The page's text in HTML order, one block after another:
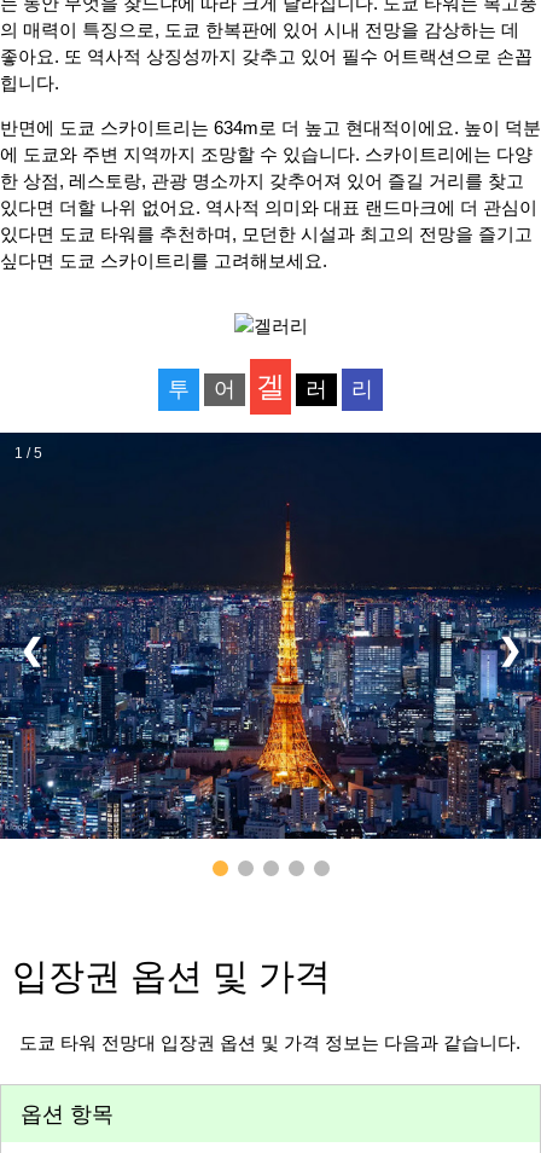
의 매력이 특징으로, 도쿄 한복판에 있어 시내 전망을 감상하는 데
좋아요. 또 역사적 상징성까지 갖추고 있어 필수 어트랙션으로 손꼽
힙니다.
반면에 도쿄 스카이트리는 634m로 더 높고 현대적이에요. 높이 덕분
에 도쿄와 주변 지역까지 조망할 수 있습니다. 스카이트리에는 다양
한 상점, 레스토랑, 관광 명소까지 갖추어져 있어 즐길 거리를 찾고
있다면 더할 나위 없어요. 역사적 의미와 대표 랜드마크에 더 관심이
있다면 도쿄 타워를 추천하며, 모던한 시설과 최고의 전망을 즐기고
싶다면 도쿄 스카이트리를 고려해보세요.
투 어 겔 러 리
1 / 5
❮ ❯
입장권 옵션 및 가격
도쿄 타워 전망대 입장권 옵션 및 가격 정보는 다음과 같습니다.
옵션 항목